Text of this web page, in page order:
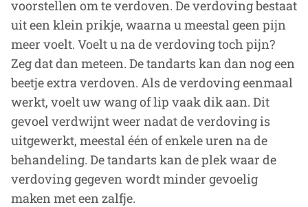
voorstellen om te verdoven. De verdoving bestaat
uit een klein prikje, waarna u meestal geen pijn
meer voelt. Voelt u na de verdoving toch pijn?
Zeg dat dan meteen. De tandarts kan dan nog een
beetje extra verdoven. Als de verdoving eenmaal
werkt, voelt uw wang of lip vaak dik aan. Dit
gevoel verdwijnt weer nadat de verdoving is
uitgewerkt, meestal één of enkele uren na de
behandeling. De tandarts kan de plek waar de
verdoving gegeven wordt minder gevoelig
maken met een zalfje.